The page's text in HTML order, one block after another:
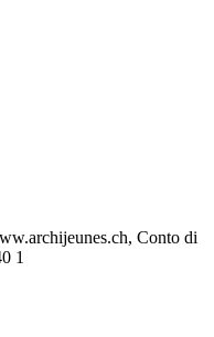
Conto di
1